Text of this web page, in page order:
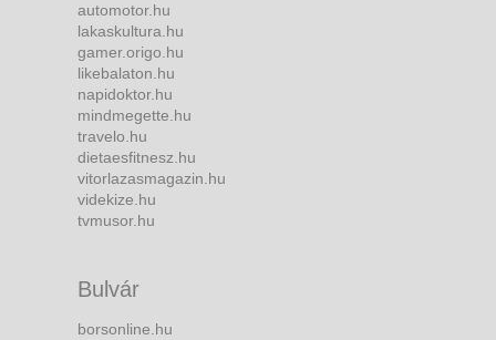
automotor.hu
lakaskultura.hu
gamer.origo.hu
likebalaton.hu
napidoktor.hu
mindmegette.hu
travelo.hu
dietaesfitnesz.hu
vitorlazasmagazin.hu
videkize.hu
tvmusor.hu
Bulvár
borsonline.hu